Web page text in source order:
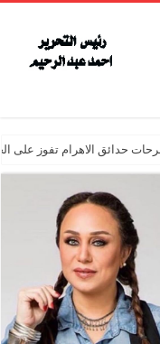
حدائق الاهرام تفوز على